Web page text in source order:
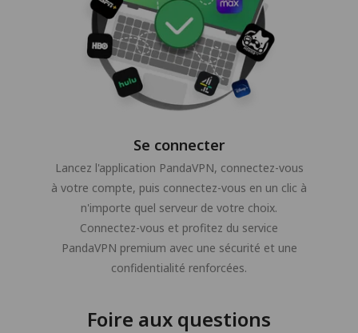
Se connecter
Lancez l'application PandaVPN, connectez-vous
à votre compte, puis connectez-vous en un clic à
n'importe quel serveur de votre choix.
Connectez-vous et profitez du service
PandaVPN premium avec une sécurité et une
confidentialité renforcées.
Foire aux questions